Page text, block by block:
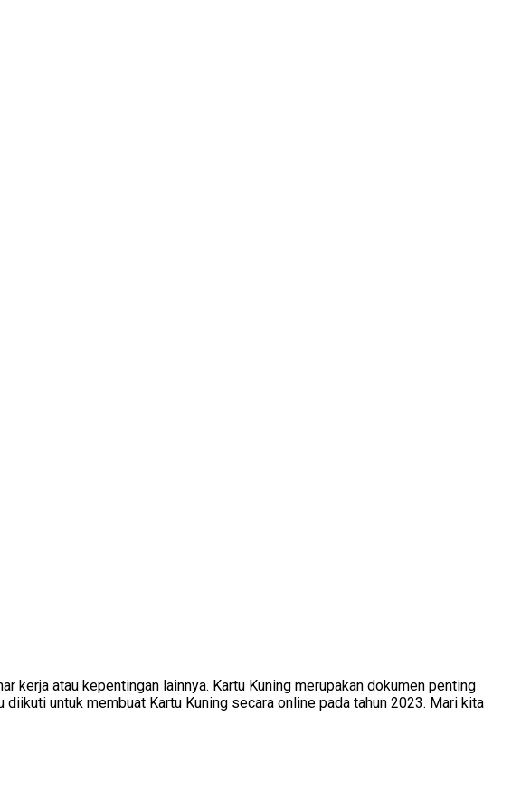
kerja atau kepentingan lainnya. Kartu Kuning merupakan dokumen penting
untuk membuat Kartu Kuning secara online pada tahun 2023. Mari kita